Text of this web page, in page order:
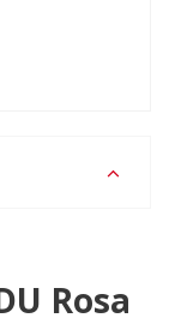
Rosa